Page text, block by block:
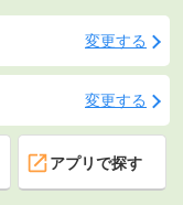
変更する
変更する
アプリで探す